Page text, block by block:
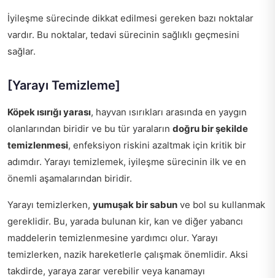
İyileşme sürecinde dikkat edilmesi gereken bazı noktalar
vardır. Bu noktalar, tedavi sürecinin sağlıklı geçmesini
sağlar.
[Yarayı Temizleme]
Köpek ısırığı yarası, hayvan ısırıkları arasında en yaygın
olanlarından biridir ve bu tür yaraların doğru bir şekilde
temizlenmesi, enfeksiyon riskini azaltmak için kritik bir
adımdır. Yarayı temizlemek, iyileşme sürecinin ilk ve en
önemli aşamalarından biridir.
Yarayı temizlerken, yumuşak bir sabun ve bol su kullanmak
gereklidir. Bu, yarada bulunan kir, kan ve diğer yabancı
maddelerin temizlenmesine yardımcı olur. Yarayı
temizlerken, nazik hareketlerle çalışmak önemlidir. Aksi
takdirde, yaraya zarar verebilir veya kanamayı